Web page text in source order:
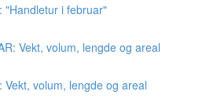
"Handletur i februar"
Vekt, volum, lengde og areal
Vekt, volum, lengde og areal